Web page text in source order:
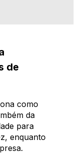
de
como
da
para
enquanto